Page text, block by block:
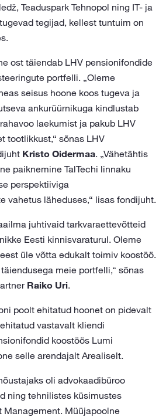
Teaduspark Tehnopol ning IT- ja
tegijad, kellest tuntuim on
ost täiendab LHV pensionifondide
portfelli. „Oleme
seisus hoone koos tugeva ja
ankurüürnikuga kindlustab
laekumist ja pakub LHV
tootlikkust,“ sõnas LHV
Kristo Oidermaa. „Vähetähtis
paiknemine TalTechi linnaku
perspektiiviga
vahetus läheduses,“ lisas fondijuht.
juhtivaid tarkvaraettevõtteid
Eesti kinnisvaraturul. Oleme
üle võtta edukalt toimiv koostöö.
meie portfelli,“ sõnas
Raiko Uri.
poolt ehitatud hoonet on pidevalt
vastavalt kliendi
koostöös Lumi
selle arendajalt Arealiselt.
oli advokaadibüroo
ning tehnilistes küsimustes
Management. Müüjapoolne